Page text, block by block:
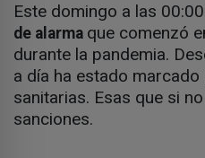
Este domingo a las
de alarma que comenzó
durante la pandemia.
a día ha estado
sanitarias. Esas que si
sanciones.